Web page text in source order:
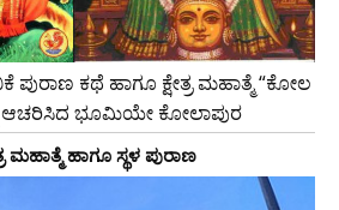
ಪುರಾಣ ಕಥೆ ಹಾಗೂ ಕ್ಷೇತ್ರ ಮಹಾತ್ಮೆ “ಕೋಲ
ಆಚರಿಸಿದ ಭೂಮಿಯೇ ಕೋಲಾಪುರ
ಮಹಾತ್ಮೆ ಹಾಗೂ ಸ್ಥಳ ಪುರಾಣ